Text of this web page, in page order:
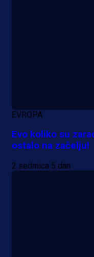
EVROPA
Evo koliko su
ostalo na začelju!
2 sedmica 5 dan